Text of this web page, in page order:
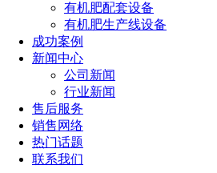
有机肥配套设备
有机肥生产线设备
成功案例
新闻中心
公司新闻
行业新闻
售后服务
销售网络
热门话题
联系我们